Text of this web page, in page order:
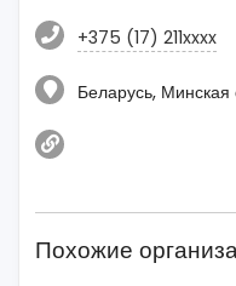
+375 (17) 211xxxx
Беларусь,
Похожие